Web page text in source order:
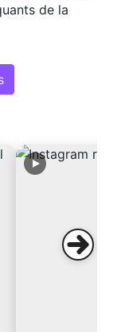
de la